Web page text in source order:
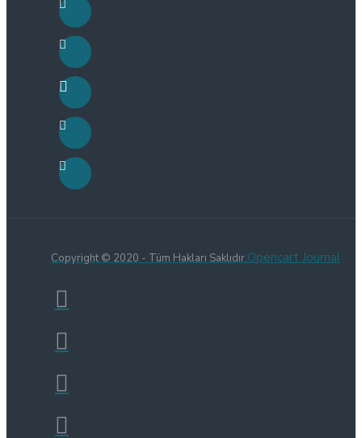
Copyright © 2020 - Tüm Hakları Saklıdır.Opencart Journal